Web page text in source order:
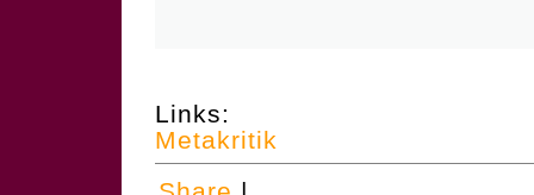
Links:
Metakritik